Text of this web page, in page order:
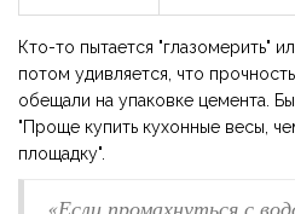
Кто-то пытается "глазомерить"
потом удивляется, что прочность
обещали на упаковке цемента.
"Проще купить кухонные весы,
площадку".